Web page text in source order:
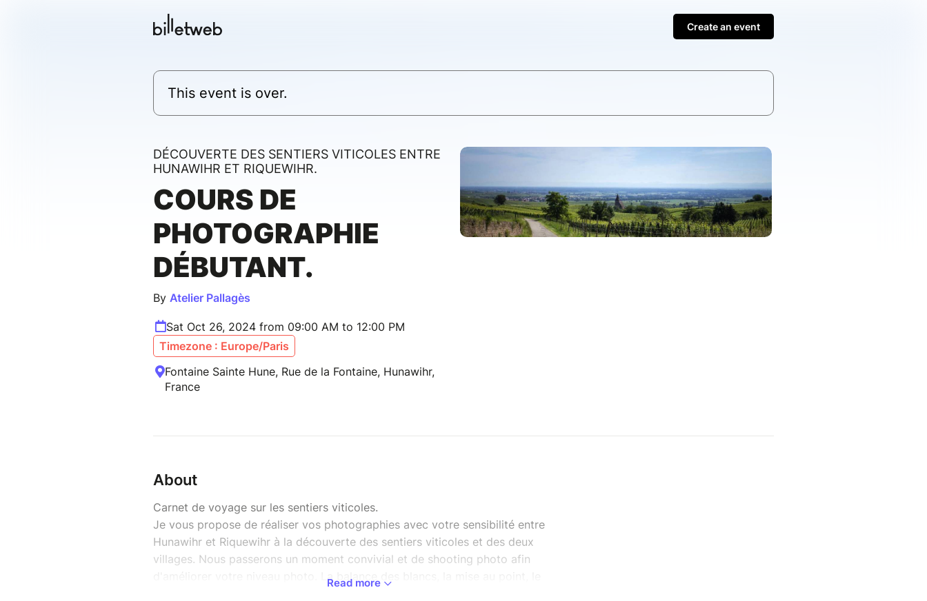
Create an event
This event is over.
DÉCOUVERTE DES SENTIERS VITICOLES ENTRE
HUNAWIHR ET RIQUEWIHR.
COURS DE
PHOTOGRAPHIE
DÉBUTANT.
By Atelier Pallagès
Sat Oct 26, 2024 from 09:00 AM to 12:00 PM
Timezone : Europe/Paris
Fontaine Sainte Hune, Rue de la Fontaine, Hunawihr,
France
About
Carnet de voyage sur les sentiers viticoles.
Je vous propose de réaliser vos photographies avec votre sensibilité entre
Hunawihr et Riquewihr à la découverte des sentiers viticoles et des deux
villages. Nous passerons un moment convivial et de shooting photo afin
d'améliorer votre niveau photo. La balance des blancs, la mise au point, le
Read more